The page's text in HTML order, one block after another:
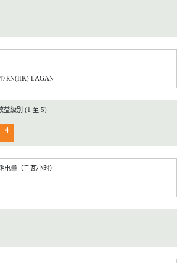
LAGAN
益級別 (1 至 5)
4
电量（千瓦小时）